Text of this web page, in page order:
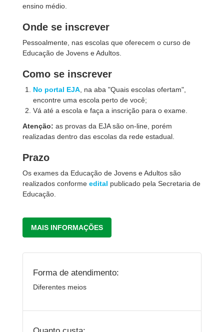
ensino médio.
Onde se inscrever
Pessoalmente, nas escolas que oferecem o curso de
Educação de Jovens e Adultos.
Como se inscrever
No portal EJA , na aba "Quais escolas ofertam",
encontre uma escola perto de você;
Vá até a escola e faça a inscrição para o exame.
Atenção: as provas da EJA são on-line, porém
realizadas dentro das escolas da rede estadual.
Prazo
Os exames da Educação de Jovens e Adultos são
realizados conforme edital publicado pela Secretaria de
Educação.
MAIS INFORMAÇÕES
Forma de atendimento:
Diferentes meios